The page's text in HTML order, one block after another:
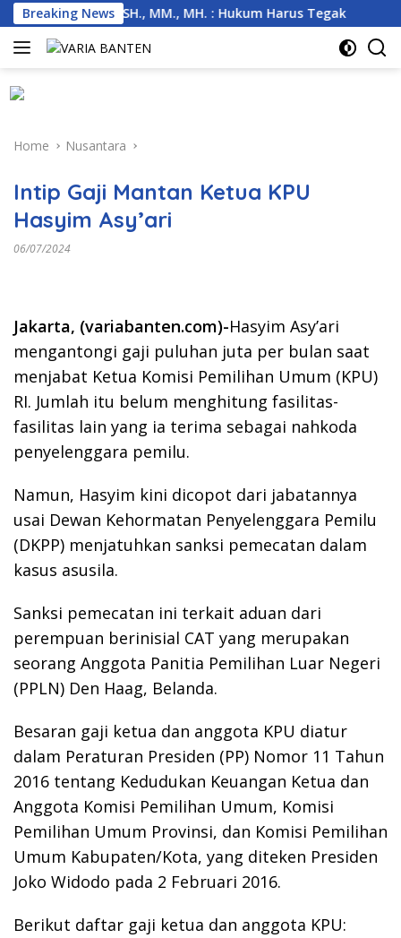
Skip
to
content
Breaking News
Basuki, SH., MM., MH. : Hukum Harus Tegak
Home Nusantara
Intip Gaji Mantan Ketua KPU
Hasyim Asy’ari
06/07/2024
Jakarta, (variabanten.com)-Hasyim Asy’ari
mengantongi gaji puluhan juta per bulan saat
menjabat Ketua Komisi Pemilihan Umum (KPU)
RI. Jumlah itu belum menghitung fasilitas-
fasilitas lain yang ia terima sebagai nahkoda
penyelenggara pemilu.
Namun, Hasyim kini dicopot dari jabatannya
usai Dewan Kehormatan Penyelenggara Pemilu
(DKPP) menjatuhkan sanksi pemecatan dalam
kasus asusila.
Sanksi pemecatan ini terkait aduan dari
perempuan berinisial CAT yang merupakan
seorang Anggota Panitia Pemilihan Luar Negeri
(PPLN) Den Haag, Belanda.
Besaran gaji ketua dan anggota KPU diatur
dalam Peraturan Presiden (PP) Nomor 11 Tahun
2016 tentang Kedudukan Keuangan Ketua dan
Anggota Komisi Pemilihan Umum, Komisi
Pemilihan Umum Provinsi, dan Komisi Pemilihan
Umum Kabupaten/Kota, yang diteken Presiden
Joko Widodo pada 2 Februari 2016.
Berikut daftar gaji ketua dan anggota KPU: